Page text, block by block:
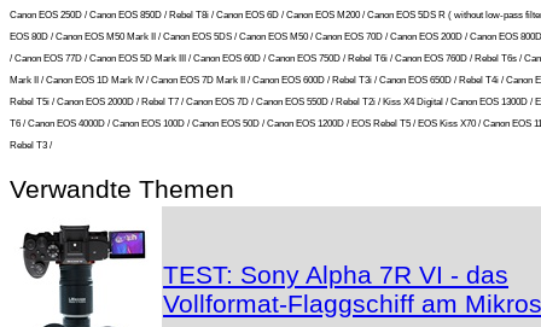
Canon EOS 250D / Canon EOS 850D / Rebel T8i / Canon EOS 6D / Canon EOS M200 / Canon EOS 5DS R ( without low-pass
EOS 80D / Canon EOS M50 Mark II / Canon EOS 5DS / Canon EOS M50 / Canon EOS 70D / Canon EOS 200D / Canon EOS
/ Canon EOS 77D / Canon EOS 5D Mark III / Canon EOS 60D / Canon EOS 750D / Rebel T6i / Canon EOS 760D / Rebel T6s /
Mark II / Canon EOS 1D Mark IV / Canon EOS 7D Mark II / Canon EOS 600D / Rebel T3i / Canon EOS 650D / Rebel T4i / Canon
Rebel T5i / Canon EOS 2000D / Rebel T7 / Canon EOS 7D / Canon EOS 550D / Rebel T2i / Kiss X4 Digital / Canon EOS 1300D /
T6 / Canon EOS 4000D / Canon EOS 100D / Canon EOS 50D / Canon EOS 1200D / EOS Rebel T5 / EOS Kiss X70 / Canon EOS
Rebel T3 /
Verwandte Themen
TEST: Sony Alpha 7R VI - das
Vollformat-Flaggschiff am